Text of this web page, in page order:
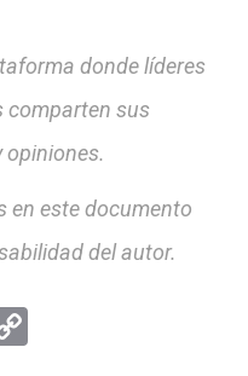
donde líderes
comparten sus
opiniones.
en este documento
del autor.